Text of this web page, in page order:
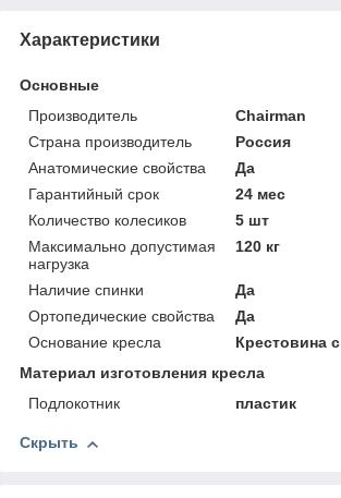
Характеристики
Основные
Производитель
Chairman
Страна производитель
Россия
Анатомические свойства
Да
Гарантийный срок
24 мес
Количество колесиков
5 шт
Максимально допустимая
нагрузка
120 кг
Наличие спинки
Да
Ортопедические свойства
Да
Основание кресла
Крестовина
Материал изготовления кресла
Подлокотник
пластик
Скрыть